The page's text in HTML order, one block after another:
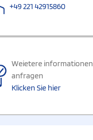
+49 221 42915860
Weietere informationen
anfragen
Klicken Sie hier